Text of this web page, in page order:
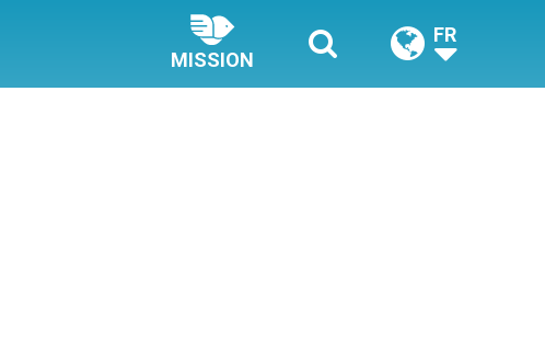
MISSION
FR